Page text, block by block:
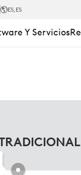
ES,ES
Y Servicios